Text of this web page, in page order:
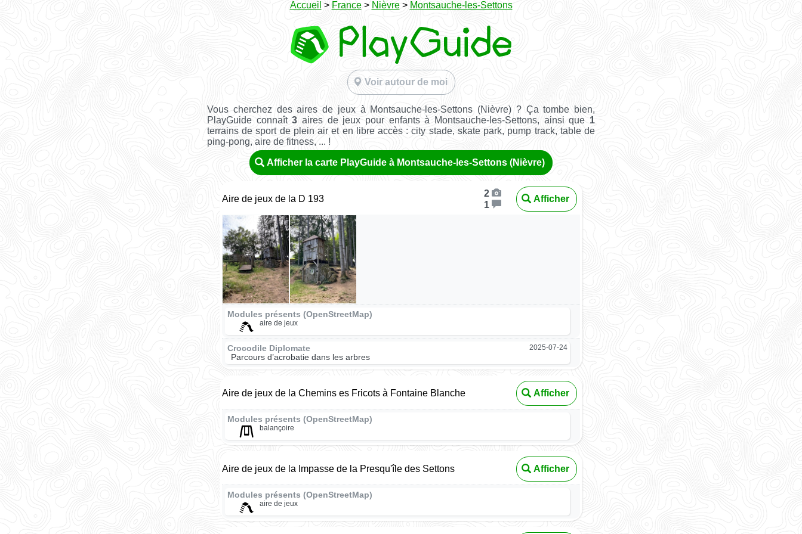
Accueil > France> Nièvre> Montsauche-les-Settons
Voir autour de moi
Vous cherchez des aires de jeux à Montsauche-les-Settons (Nièvre) ? Ça tombe bien,
PlayGuide connaît3 aires de jeux pour enfants à Montsauche-les-Settons, ainsi que 1
terrains de sport de plein air et en libre accès : city stade, skate park, pump track, table de
ping-pong, aire de fitness, ... !
Afficher la carte PlayGuide à Montsauche-les-Settons (Nièvre)
Aire de jeux de la D 193
2
1
Afficher
Modules présents (OpenStreetMap)
aire de jeux
Crocodile Diplomate 2025-07-24
Parcours d’acrobatie dans les arbres
Aire de jeux de la Chemins es Fricots à Fontaine Blanche Afficher
Modules présents (OpenStreetMap)
balançoire
Aire de jeux de la Impasse de la Presqu'île des Settons Afficher
Modules présents (OpenStreetMap)
aire de jeux